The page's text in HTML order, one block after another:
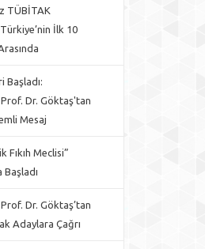
TÜBİTAK
İlk 10
Başladı:
Dr. Göktaş'tan
Mesaj
Fıkıh Meclisi”
Başladı
Dr. Göktaş’tan
Adaylara Çağrı